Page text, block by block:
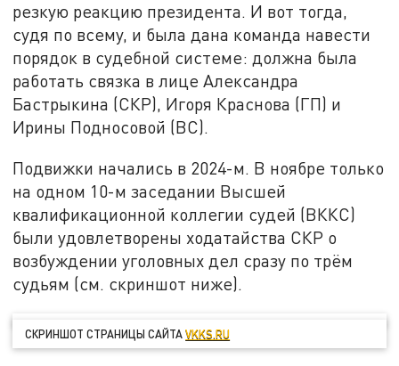
резкую реакцию президента. И вот тогда,
судя по всему, и была дана команда навести
порядок в судебной системе: должна была
работать связка в лице Александра
Бастрыкина (СКР), Игоря Краснова (ГП) и
Ирины Подносовой (ВС).
Подвижки начались в 2024-м. В ноябре только
на одном 10-м заседании Высшей
квалификационной коллегии судей (ВККС)
были удовлетворены ходатайства СКР о
возбуждении уголовных дел сразу по трём
судьям (см. скриншот ниже).
СКРИНШОТ СТРАНИЦЫ САЙТАVKKS.RU